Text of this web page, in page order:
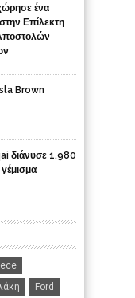
ένα
Επίλεκτη
Brown
διάνυσε 1.980
Ford